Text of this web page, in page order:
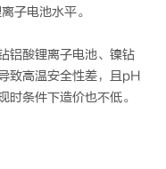
子电池水平。
铝酸锂离子电池、镍钻
致高温安全性差，且pH
时条件下造价也不低。